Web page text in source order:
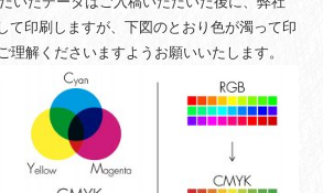
て印刷しますが、下図のとおり色が濁って印
理解くださいますようお願いいたします。